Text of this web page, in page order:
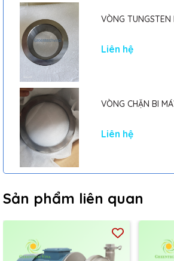
VÒNG TUNGSTEN
Liên hệ
VÒNG CHẶN BI
Liên hệ
Sản phẩm liên quan